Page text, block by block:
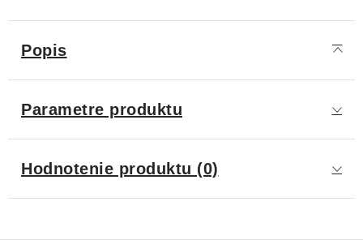
Popis
Parametre produktu
Hodnotenie produktu (0)